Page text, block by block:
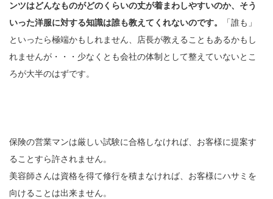
ンツはどんなものがどのくらいの丈が着まわしやすいのか、そう
いった洋服に対する知識は誰も教えてくれないのです。
「誰も」
といったら極端かもしれません、店長が教えることもあるかもし
れませんが・・・少なくとも会社の体制として整えていないとこ
ろが大半のはずです。
保険の営業マンは厳しい試験に合格しなければ、お客様に提案す
ることすら許されません。
美容師さんは資格を得て修行を積まなければ、お客様にハサミを
向けることは出来ません。